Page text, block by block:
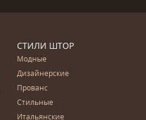
СТИЛИ ШТОР
Модные
Дизайнерские
Прованс
Стильные
Итальянские